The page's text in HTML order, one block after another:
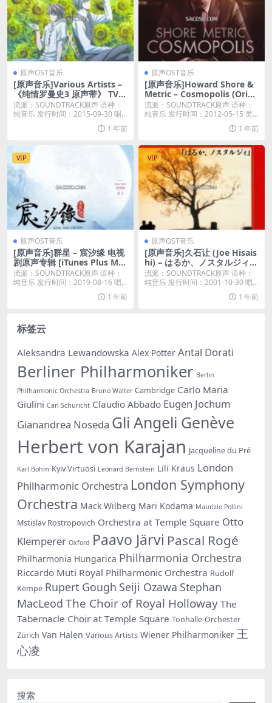
原声OST音乐
[原声音乐]Various Artists –
《纯情罗曼史3 原声带》 TVア
ニメ纯情ロマンチカ3 オリジ
ナルサウンドトラック (2015)
流派：SOUNDTRACK原声 语种：
纯音乐 发行时间：2015-09-30 唱...
1 年前
原声OST音乐
[原声音乐]Howard Shore &
Metric – Cosmopolis (Origi
nal Motion Picture Soundtr
ack) [iTunes Plus M4A]
流派：SOUNDTRACK原声 语种：
纯音乐 发行时间：2012-05-15 类...
1 年前
VIP
原声OST音乐
[原声音乐]群星 – 宸汐缘 电视
剧原声专辑 [iTunes Plus M4
A]
流派：SOUNDTRACK原声 语种：
纯音乐 发行时间：2019-08-16 唱...
1 年前
VIP
原声OST音乐
[原声音乐]久石让 (Joe Hisais
hi) – はるか、ノスタルジィ
(Haruka, Nosutaruji) (2001)
[iTunes Plus M4A]
流派：SOUNDTRACK原声 语种：
纯音乐 发行时间：2001-10-30 唱...
1 年前
标签云
Aleksandra Lewandowska Alex Potter Antal Dorati
Berliner Philharmoniker Berlin
Philharmonic Orchestra Bruno Walter Cambridge Carlo Maria
Giulini Carl Schuricht Claudio Abbado Eugen Jochum
Gianandrea Noseda Gli Angeli Genève
Herbert von Karajan Jacqueline du Pré
Karl Bohm Kyiv Virtuosi Leonard Bernstein Lili Kraus London
Philharmonic Orchestra London Symphony
Orchestra Mack Wilberg Mari Kodama Maurizio Pollini
Mstislav Rostropovich Orchestra at Temple Square Otto
Klemperer Oxford Paavo Järvi Pascal Rogé
Philharmonia Hungarica Philharmonia Orchestra
Riccardo Muti Royal Philharmonic Orchestra Rudolf
Kempe Rupert Gough Seiji Ozawa Stephan
MacLeod The Choir of Royal Holloway The
Tabernacle Choir at Temple Square Tonhalle-Orchester
Zürich Van Halen Various Artists Wiener Philharmoniker 王
心凌
搜索